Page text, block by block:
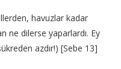
havuzlar kadar
ne dilerse yaparlardı. Ey
azdır!) [Sebe 13]